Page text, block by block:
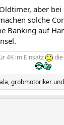
aber
solche
Banking auf
4K im Einsatz
,grobmotoriker